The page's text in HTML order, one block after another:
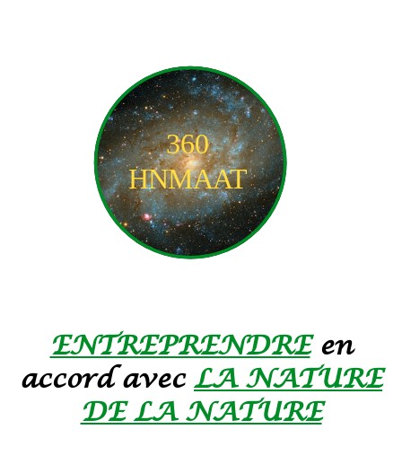
ENTREPRENDREen
accord avecLA NATURE
DE LA NATURE